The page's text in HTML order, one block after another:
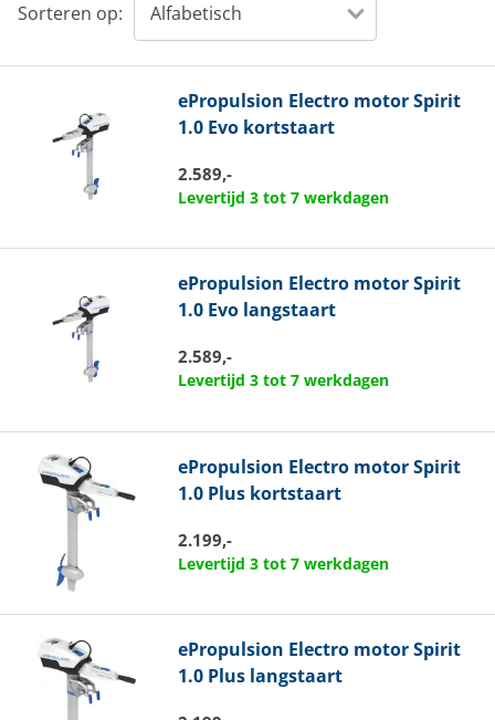
Sorteren op:
ePropulsion Electro motor Spirit
1.0 Evo kortstaart
2.589,-
Levertijd 3 tot 7 werkdagen
ePropulsion Electro motor Spirit
1.0 Evo langstaart
2.589,-
Levertijd 3 tot 7 werkdagen
ePropulsion Electro motor Spirit
1.0 Plus kortstaart
2.199,-
Levertijd 3 tot 7 werkdagen
ePropulsion Electro motor Spirit
1.0 Plus langstaart